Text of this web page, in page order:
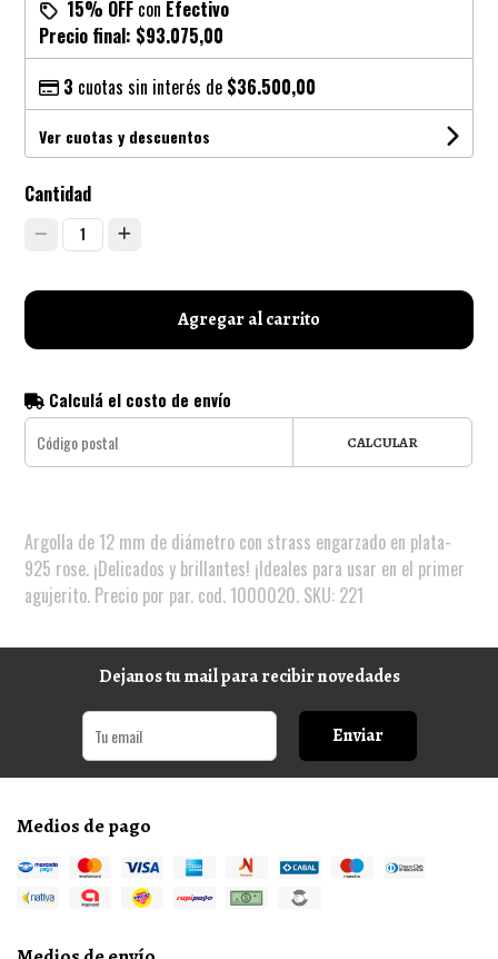
15% OFF con Efectivo
Precio final: $93.075,00
3 cuotas sin interés de $36.500,00
Ver cuotas y descuentos
Cantidad
1
Agregar al carrito
Calculá el costo de envío
CALCULAR
Argolla de 12 mm de diámetro con strass engarzado en plata-
925 rose. ¡Delicados y brillantes! ¡Ideales para usar en el primer
agujerito. Precio por par. cod. 1000020. SKU: 221
Dejanos tu mail para recibir novedades
Enviar
Medios de pago